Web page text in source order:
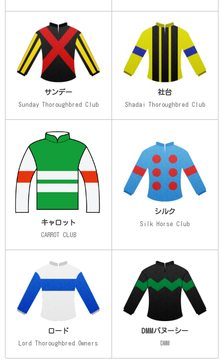
サンデー
Sunday Thoroughbred Club
社台
Shadai Thoroughbred Club
キャロット
CARROT CLUB
シルク
Silk Horse Club
ロード
Lord Thoroughbred Owners
DMMバヌーシー
DMM